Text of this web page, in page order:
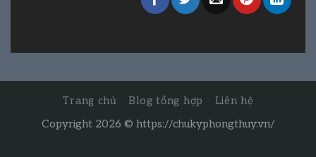
Trang chủ Blog tổng hợp Liên hệ
Copyright 2026 © https://chukyphongthuy.vn/